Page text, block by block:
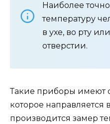
Наиболее
температуру
в ухе, во рту
отверстии.
Такие приборы имеют
которое
производится замер